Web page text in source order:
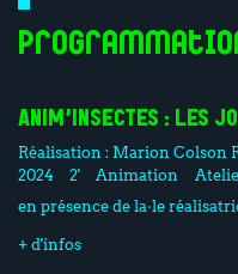
ANIM’INSECTES : LES
Réalisation : Marion Colson
2024
2' Animation
en présence de la·le
+ d'infos